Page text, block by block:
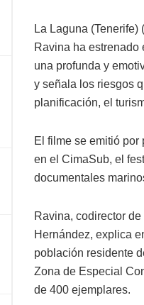
La Laguna
Ravina ha estrenado
una profunda y
y señala los riesgos
planificación, el
El filme se emitió
en el CimaSub, el
documentales
Ravina, codirector
Hernández, explica
población residente
Zona de Especial
de 400 ejemplares.